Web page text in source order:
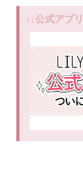
↓↓公式アプ